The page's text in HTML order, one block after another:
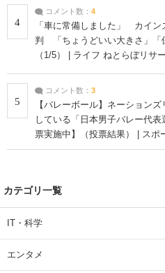
4
コメント数： 4
「車に常備しました」 カイン
判 「ちょうどいい大きさ」「
（1/5） | ライフ ねとらぼリサ
5
コメント数： 3
【バレーボール】ネーション
している「日本男子バレー代
票実施中】（投票結果） | スポ
カテゴリ一覧
IT・科学
エンタメ